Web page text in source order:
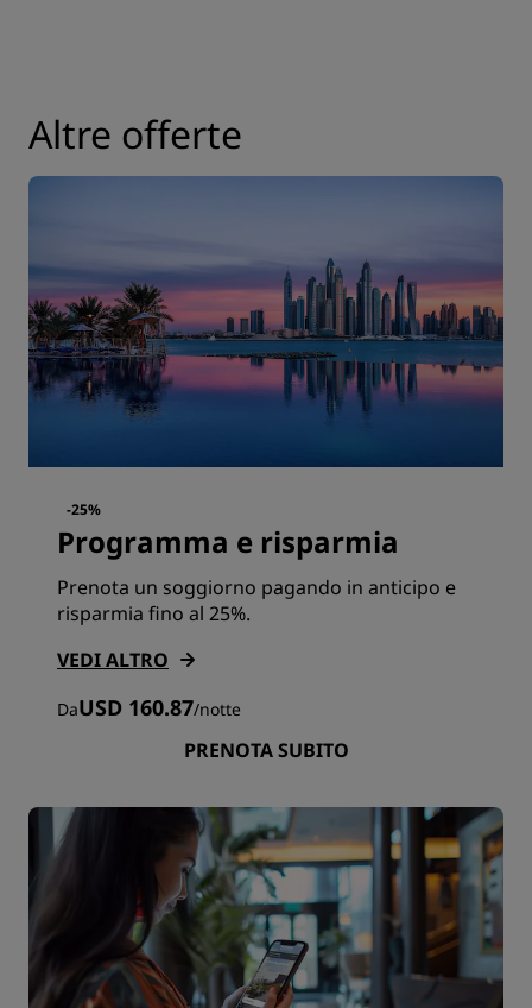
Altre offerte
-25%
Programma e risparmia
Prenota un soggiorno pagando in anticipo e
risparmia fino al 25%.
VEDI ALTRO
DaUSD 160.87/notte
PRENOTA SUBITO